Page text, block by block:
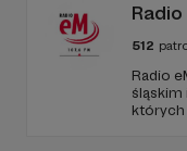
512
Radio
śląskim
których